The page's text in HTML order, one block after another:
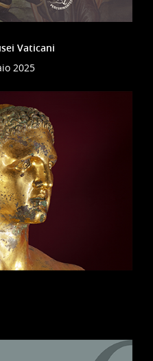
Vaticani
2025